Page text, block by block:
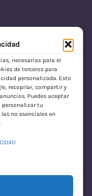
necesarias para el
de terceros para
personalizada. Esto
recopilar, compartir y
Puedes aceptar
personalizar tu
no esenciales en
con Envío